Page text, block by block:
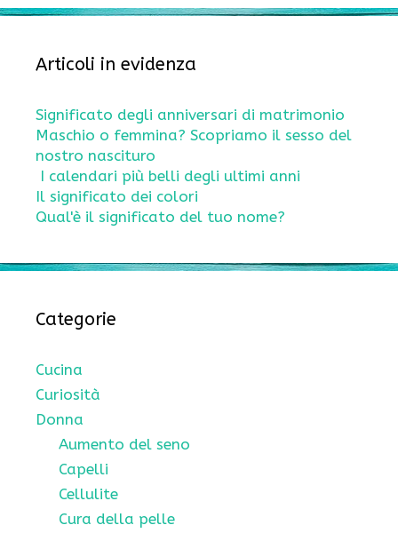
Articoli in evidenza
Significato degli anniversari di matrimonio
Maschio o femmina? Scopriamo il sesso del
nostro nascituro
I calendari più belli degli ultimi anni
Il significato dei colori
Qual'è il significato del tuo nome?
Categorie
Cucina
Curiosità
Donna
Aumento del seno
Capelli
Cellulite
Cura della pelle